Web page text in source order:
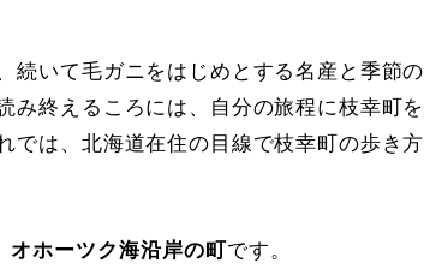
続いて毛ガニをはじめとする名産と季節の
み終えるころには、自分の旅程に枝幸町を
では、北海道在住の目線で枝幸町の歩き方
ホーツク海沿岸の町 です。